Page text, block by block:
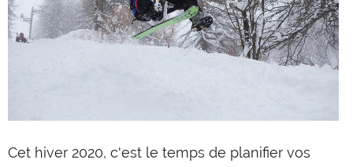
Cet hiver 2020, c'est le temps de planifier vos